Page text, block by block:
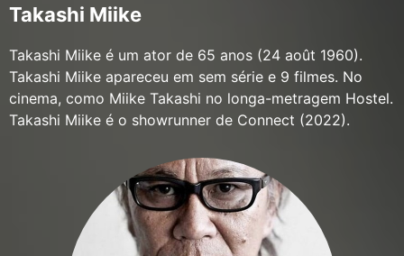
Takashi Miike
Takashi Miike é um ator de 65 anos (24 août 1960).
Takashi Miike apareceu em sem série e 9 filmes. No
cinema, como Miike Takashi no longa-metragem Hostel.
Takashi Miike é o showrunner de Connect (2022).